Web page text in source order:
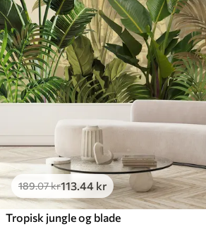
448.33269.00kr/m²
Premium vinyl
516.67310.00kr/m²
189.07kr113.44 kr
Tropisk jungle og blade